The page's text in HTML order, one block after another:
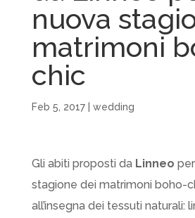
nuova
matrimoni
chic
Feb 5, 2017| wedding
Gli abiti proposti da Linneo
stagione dei matrimoni boho-
all’insegna dei tessuti naturali: